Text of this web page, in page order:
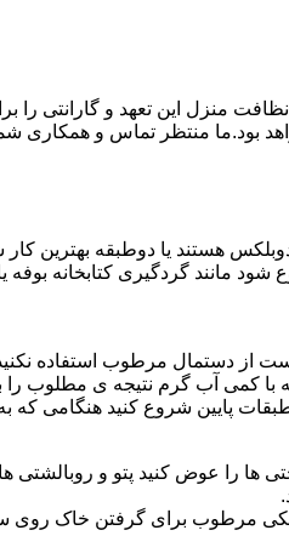
این تعهد و گارانتی را
بود.ما منتظر تماس و همکاری
هستند یا دوطبقه بهترین
شود مانند گردگیری کتابخانه
است از دستمال مرطوب استفاده
کمی آب گرم نتیجه ی مطلوب
طبقات پایین شروع کنید هنگامی
را عوض کنید پتو و روبالشتی ها
یکی مرطوب برای گرفتن خاک